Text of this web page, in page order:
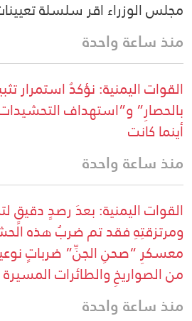
مجلس الوزراء اقر سلسلة
منذ ساعة واحدة
القوات اليمنية: نؤكدُ استمرار
بالحصارِ” و”استهداف
أينما كانت
منذ ساعة واحدة
القوات اليمنية: بعدَ رصدٍ دقيقٍ
ومرتزقتِهِ فقد تم ضربُ هذه
معسكرِ “صحنِ الجنِّ” ضرباتٍ
من الصواريخِ والطائرات المسيرة
منذ ساعة واحدة